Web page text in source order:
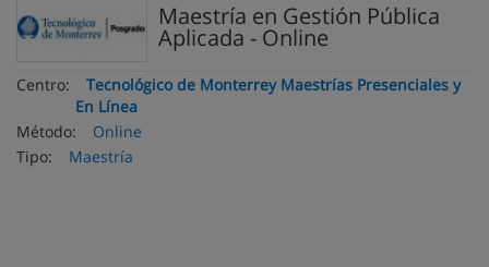
Maestría en Gestión Pública
Aplicada - Online
Centro:
Tecnológico de Monterrey Maestrías Presenciales y
En Línea
Método:
Online
Tipo:
Maestría